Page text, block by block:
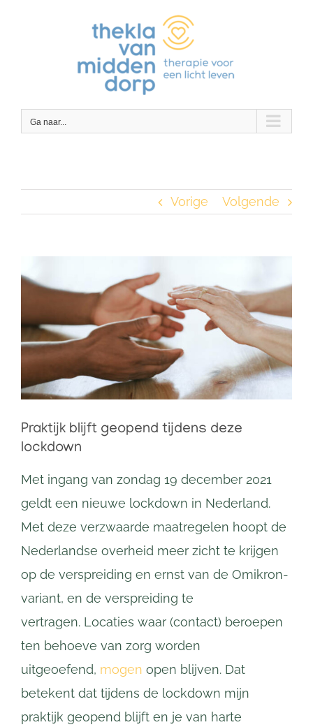
Ga naar...
Vorige Volgende
grotere
afbeelding
Praktijk blijft geopend tijdens deze
lockdown
Met ingang van zondag 19 december 2021
geldt een nieuwe lockdown in Nederland.
Met deze verzwaarde maatregelen hoopt de
Nederlandse overheid meer zicht te krijgen
op de verspreiding en ernst van de Omikron-
variant, en de verspreiding te
vertragen. Locaties waar (contact) beroepen
ten behoeve van zorg worden
uitgeoefend, mogen open blijven. Dat
betekent dat tijdens de lockdown mijn
praktijk geopend blijft en je van harte